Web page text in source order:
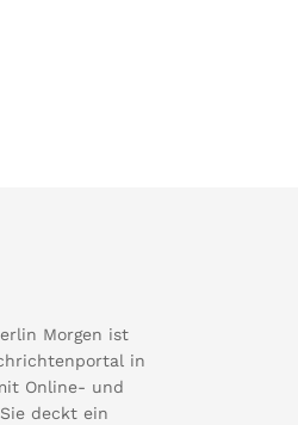
Morgen ist
in
Online- und
deckt ein